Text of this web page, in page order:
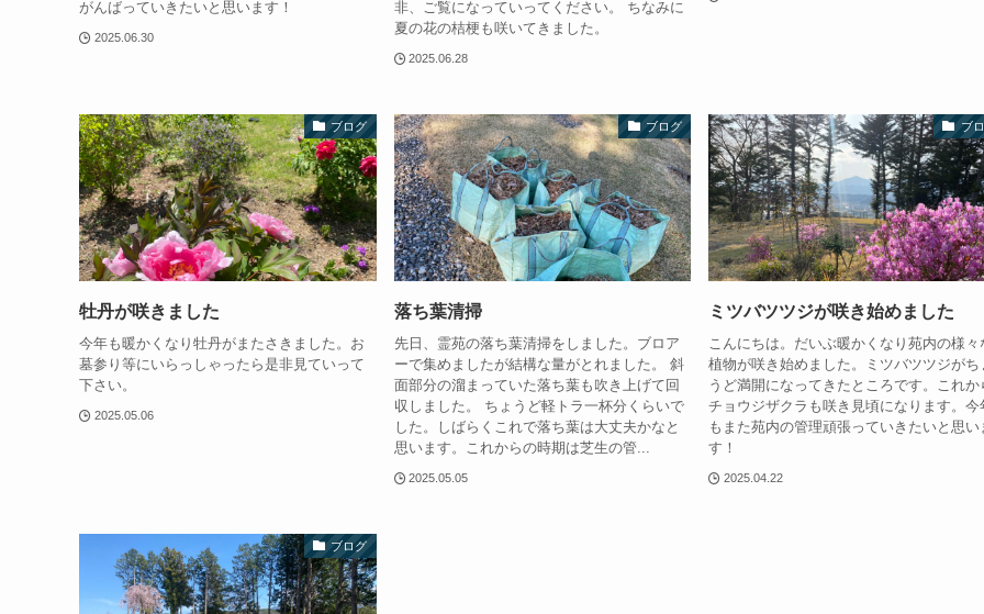
がんばっていきたいと思います！
2025.06.30
非、ご覧になっていってください。 ちなみに
夏の花の桔梗も咲いてきました。
2025.06.28
ブログ
牡丹が咲きました
今年も暖かくなり牡丹がまたさきました。お
墓参り等にいらっしゃったら是非見ていって
下さい。
2025.05.06
ブログ
落ち葉清掃
先日、霊苑の落ち葉清掃をしました。ブロア
ーで集めましたが結構な量がとれました。 斜
面部分の溜まっていた落ち葉も吹き上げて回
収しました。 ちょうど軽トラ一杯分くらいで
した。しばらくこれで落ち葉は大丈夫かなと
思います。これからの時期は芝生の管...
2025.05.05
ブ
ミツバツツジが咲き始めました
こんにちは。だいぶ暖かくなり苑内の様々
植物が咲き始めました。ミツバツツジがち
うど満開になってきたところです。これか
チョウジザクラも咲き見頃になります。今
もまた苑内の管理頑張っていきたいと思い
す！
2025.04.22
ブログ